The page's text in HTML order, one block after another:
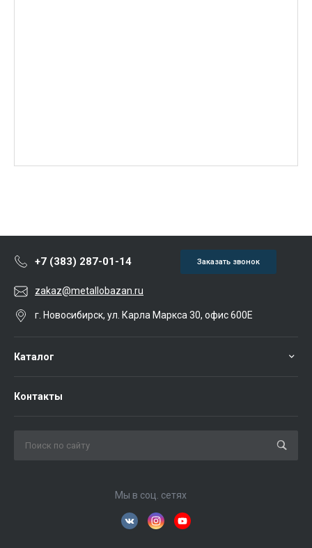
+7 (383) 287-01-14 Заказать звонок
zakaz@metallobazan.ru
г. Новосибирск, ул. Карла Маркса 30, офис 600Е
Каталог
Контакты
Мы в соц. сетях